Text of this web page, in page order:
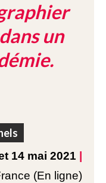
un
14 mai 2021
(En ligne)